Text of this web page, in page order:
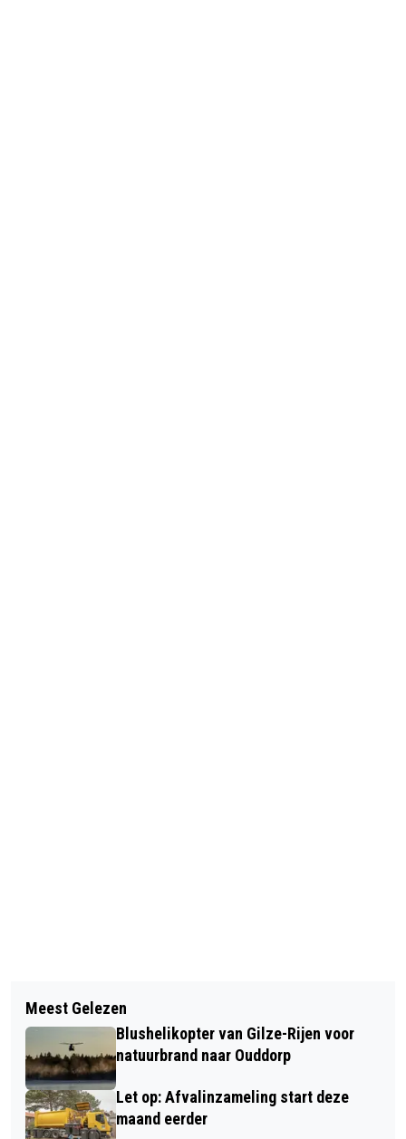
IVAR UIT RIJEN WINT GLOEDNIEUWE
AUTO BIJ DE POSTCODE LOTERIJ
BREASS EN MIDDENMAN SLAAN DE
HANDEN INEEN
Meest Gelezen
Blushelikopter van Gilze-Rijen voor
natuurbrand naar Ouddorp
Let op: Afvalinzameling start deze
maand eerder